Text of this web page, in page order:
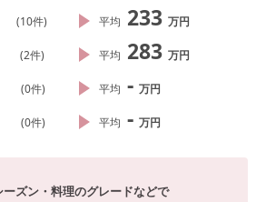
(10件) 平均 233 万円
(2件) 平均 283 万円
(0件) 平均 - 万円
(0件) 平均 - 万円
ーズン・料理のグレードなどで